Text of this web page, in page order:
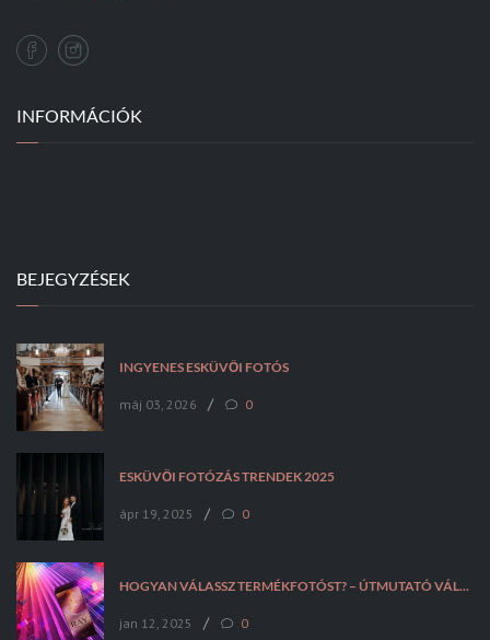
INFORMÁCIÓK
BEJEGYZÉSEK
INGYENES ESKÜVŐI FOTÓS
máj 03, 2026 / 0
ESKÜVŐI FOTÓZÁS TRENDEK 2025
ápr 19, 2025 / 0
HOGYAN VÁLASSZ TERMÉKFOTÓST? – ÚTMUTATÓ VÁLLALKOZÁSOKNAK
jan 12, 2025 / 0